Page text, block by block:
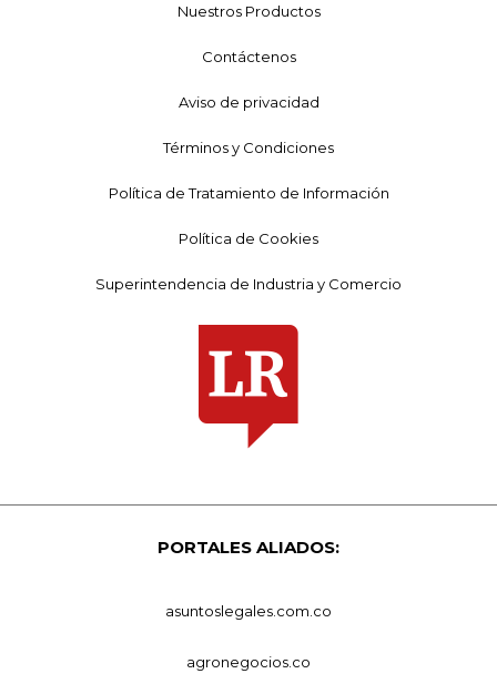
Nuestros Productos
Contáctenos
Aviso de privacidad
Términos y Condiciones
Política de Tratamiento de Información
Política de Cookies
Superintendencia de Industria y Comercio
PORTALES ALIADOS:
asuntoslegales.com.co
agronegocios.co